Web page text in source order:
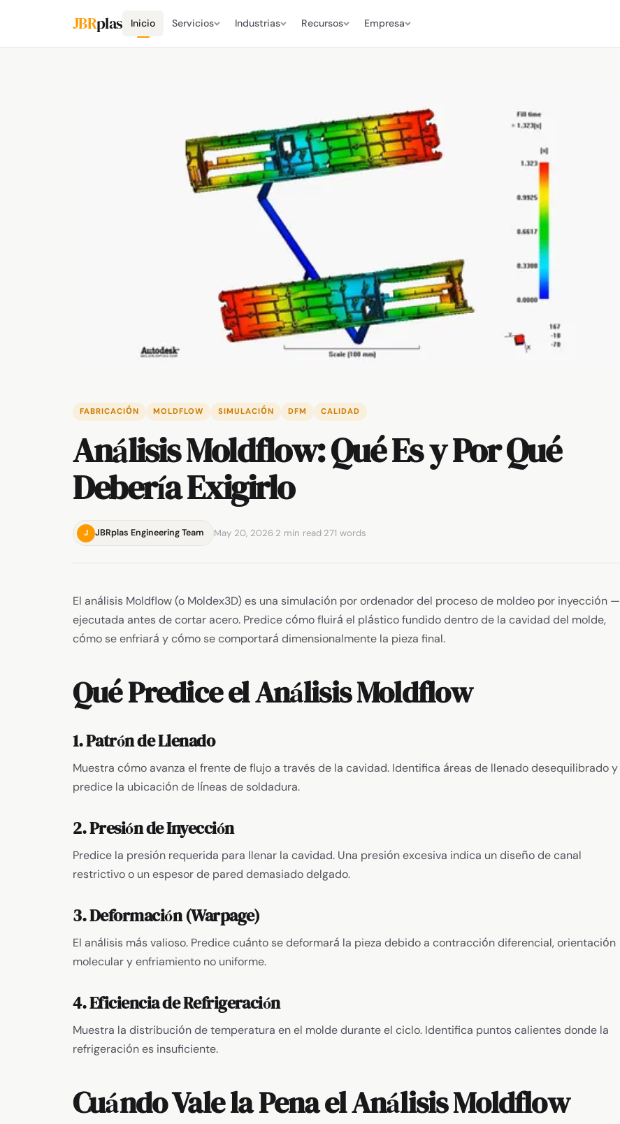
JBRplas Inicio Servicios Industrias Recursos Empresa
FABRICACIÓN MOLDFLOW SIMULACIÓN DFM CALIDAD
Análisis Moldflow: Qué Es y Por Qué
Debería Exigirlo
J JBRplas Engineering Team May 20, 2026·2 min read·271 words
El análisis Moldflow (o Moldex3D) es una simulación por ordenador del proceso de moldeo por inyección —
ejecutada antes de cortar acero. Predice cómo fluirá el plástico fundido dentro de la cavidad del molde,
cómo se enfriará y cómo se comportará dimensionalmente la pieza final.
Qué Predice el Análisis Moldflow
1. Patrón de Llenado
Muestra cómo avanza el frente de flujo a través de la cavidad. Identifica áreas de llenado desequilibrado y
predice la ubicación de líneas de soldadura.
2. Presión de Inyección
Predice la presión requerida para llenar la cavidad. Una presión excesiva indica un diseño de canal
restrictivo o un espesor de pared demasiado delgado.
3. Deformación (Warpage)
El análisis más valioso. Predice cuánto se deformará la pieza debido a contracción diferencial, orientación
molecular y enfriamiento no uniforme.
4. Eficiencia de Refrigeración
Muestra la distribución de temperatura en el molde durante el ciclo. Identifica puntos calientes donde la
refrigeración es insuficiente.
Cuándo Vale la Pena el Análisis Moldflow